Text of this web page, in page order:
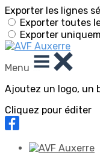
Exporter les lignes
Exporter toutes
Exporter
Menu
Ajoutez un logo, un
Cliquez pour éditer